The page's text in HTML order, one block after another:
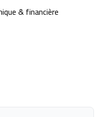
& financière